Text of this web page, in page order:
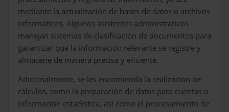
mediante la actualización de bases de datos o archivos
informáticos. Algunos asistentes administrativos
manejan sistemas de clasificación de documentos para
garantizar que la información relevante se registre y
almacene de manera precisa y eficiente.
Adicionalmente, se les encomienda la realización de
cálculos, como la preparación de datos para cuentas o
información estadística, así como el procesamiento de